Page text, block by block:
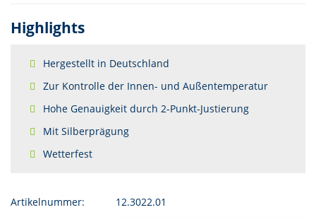
Highlights
Hergestellt in Deutschland
Zur Kontrolle der Innen- und Außentemperatur
Hohe Genauigkeit durch 2-Punkt-Justierung
Mit Silberprägung
Wetterfest
Artikelnummer:
12.3022.01